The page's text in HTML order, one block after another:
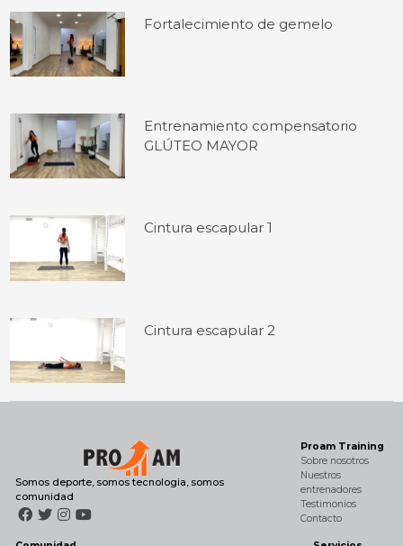
Fortalecimiento de gemelo
Entrenamiento compensatorio
GLÚTEO MAYOR
Cintura escapular 1
Cintura escapular 2
Somos deporte, somos tecnologia, somos
comunidad
Proam Training
Sobre nosotros
Nuestros
entrenadores
Testimonios
Contacto